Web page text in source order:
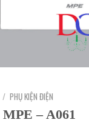
/ PHỤ KIỆN ĐIỆN
– A061